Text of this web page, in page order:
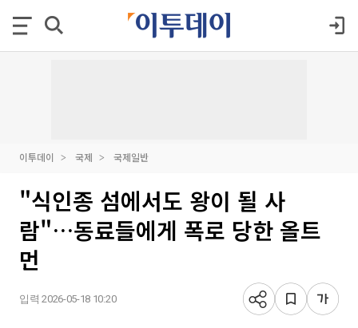
이투데이 국제 국제일반
"식인종 섬에서도 왕이 될 사
람"…동료들에게 폭로 당한 올트
먼
입력 2026-05-18 10:20